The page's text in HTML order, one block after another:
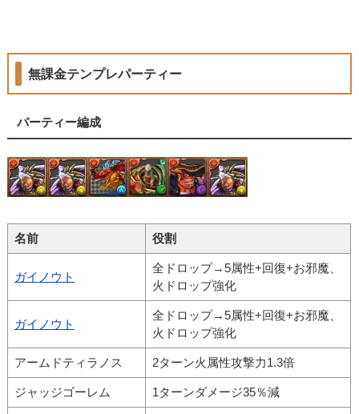
無課金テンプレパーティー
パーティー編成
名前 役割
ガイノウト
全ドロップ→5属性+回復+お邪魔、
火ドロップ強化
ガイノウト
全ドロップ→5属性+回復+お邪魔、
火ドロップ強化
アームドティラノス 2ターン火属性攻撃力1.3倍
ジャッジゴーレム 1ターンダメージ35％減